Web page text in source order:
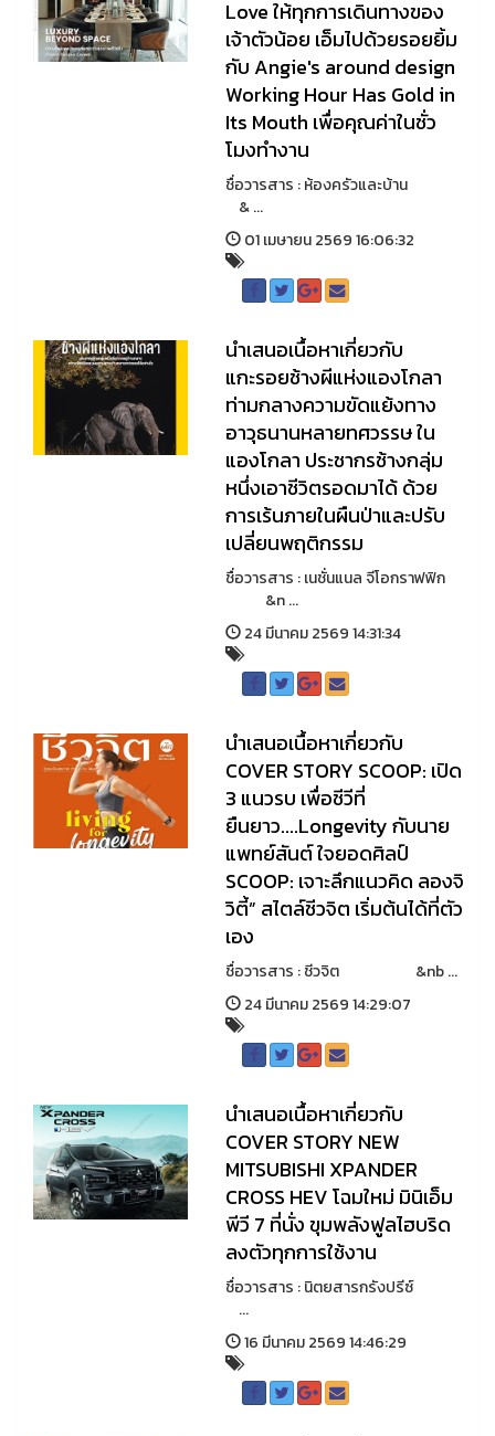
Love ให้ทุกการเดินทางของ
เจ้าตัวน้อย เอ็มไปด้วยรอยยิ้ม
กับ Angie's around design
Working Hour Has Gold in
Its Mouth เพื่อคุณค่าในชั่ว
โมงทํางาน
ชื่อวารสาร : ห้องครัวและบ้าน
& ...
01 เมษายน 2569 16:06:32
นำเสนอเนื้อหาเกี่ยวกับ
แกะรอยช้างผีแห่งแองโกลา
ท่ามกลางความขัดแย้งทาง
อาวุธนานหลายทศวรรษ ใน
แองโกลา ประชากรช้างกลุ่ม
หนึ่งเอาชีวิตรอดมาได้ ด้วย
การเร้นภายในผืนป่าและปรับ
เปลี่ยนพฤติกรรม
ชื่อวารสาร : เนชั่นแนล จีโอกราฟฟิก
&n ...
24 มีนาคม 2569 14:31:34
นำเสนอเนื้อหาเกี่ยวกับ
COVER STORY SCOOP: เปิด
3 แนวรบ เพื่อชีวีที่
ยืนยาว....Longevity กับนาย
แพทย์สันต์ ใจยอดศิลป์
SCOOP: เจาะลึกแนวคิด ลองจิ
วิตี้” สไตล์ชีวจิต เริ่มต้นได้ที่ตัว
เอง
ชื่อวารสาร : ชีวจิต &nb ...
24 มีนาคม 2569 14:29:07
นำเสนอเนื้อหาเกี่ยวกับ
COVER STORY NEW
MITSUBISHI XPANDER
CROSS HEV โฉมใหม่ มินิเอ็ม
พีวี 7 ที่นั่ง ขุมพลังฟูลไฮบริด
ลงตัวทุกการใช้งาน
ชื่อวารสาร : นิตยสารกรังปรีซ์
...
16 มีนาคม 2569 14:46:29